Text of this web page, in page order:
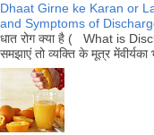
Dhaat Girne ke Karan or
and Symptoms of
धात रोग क्या है ( What is
समझाएं तो व्यक्ति के मूत्र